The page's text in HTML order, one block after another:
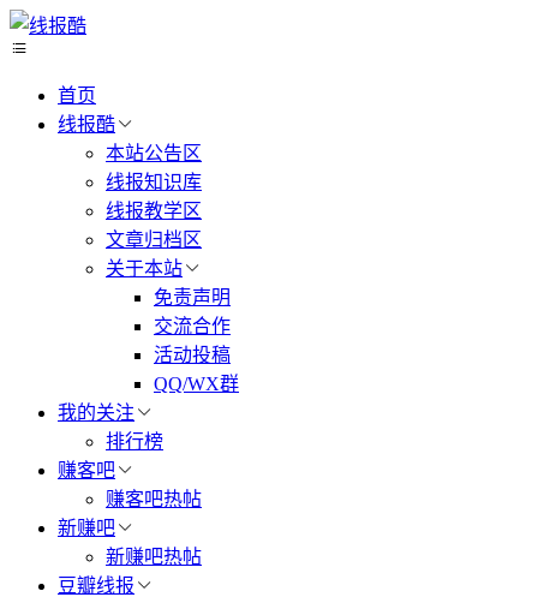
首页
线报酷
本站公告区
线报知识库
线报教学区
文章归档区
关于本站
免责声明
交流合作
活动投稿
QQ/WX群
我的关注
排行榜
赚客吧
赚客吧热帖
新赚吧
新赚吧热帖
豆瓣线报